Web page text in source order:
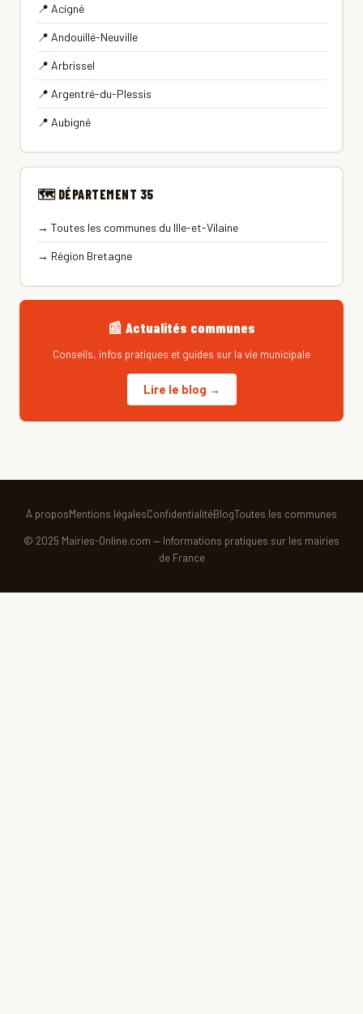
📍 Acigné
📍 Andouillé-Neuville
📍 Arbrissel
📍 Argentré-du-Plessis
📍 Aubigné
🗺 DÉPARTEMENT 35
→ Toutes les communes du Ille-et-Vilaine
→ Région Bretagne
📰 Actualités communes
Conseils, infos pratiques et guides sur la vie municipale
Lire le blog →
À proposMentions légalesConfidentialitéBlogToutes les communes
© 2025 Mairies-Online.com — Informations pratiques sur les mairies
de France